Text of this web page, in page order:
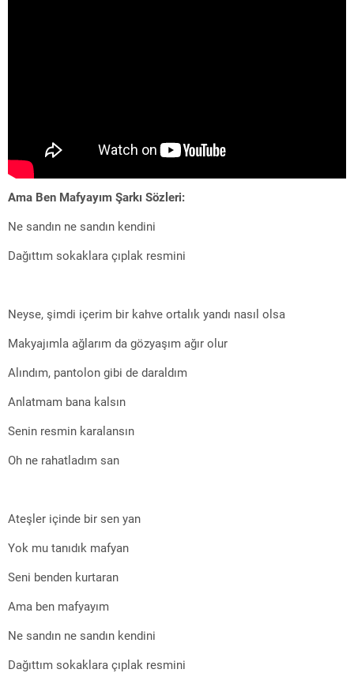
Ama Ben Mafyayım Şarkı Sözleri:
Ne sandın ne sandın kendini
Dağıttım sokaklara çıplak resmini
Neyse, şimdi içerim bir kahve ortalık yandı nasıl olsa
Makyajımla ağlarım da gözyaşım ağır olur
Alındım, pantolon gibi de daraldım
Anlatmam bana kalsın
Senin resmin karalansın
Oh ne rahatladım san
Ateşler içinde bir sen yan
Yok mu tanıdık mafyan
Seni benden kurtaran
Ama ben mafyayım
Ne sandın ne sandın kendini
Dağıttım sokaklara çıplak resmini